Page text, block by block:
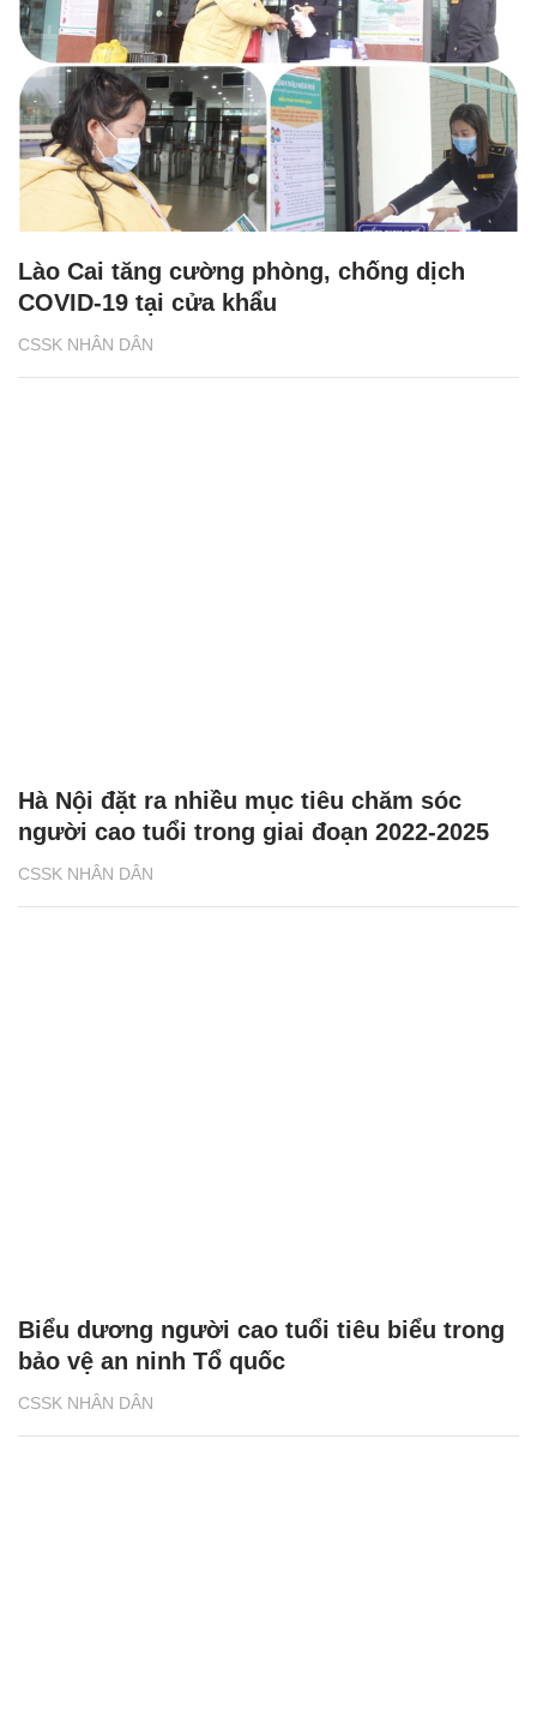
CSSK NHÂN DÂN
Lào Cai tăng cường phòng, chống dịch
COVID-19 tại cửa khẩu
CSSK NHÂN DÂN
Hà Nội đặt ra nhiều mục tiêu chăm sóc
người cao tuổi trong giai đoạn 2022-2025
CSSK NHÂN DÂN
Biểu dương người cao tuổi tiêu biểu trong
bảo vệ an ninh Tổ quốc